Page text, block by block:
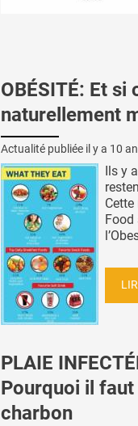
OBÉSITÉ: Et
naturellement
Actualité publiée il y a 10
Ils y
Cette
Food
PLAIE
Pourquoi il
charbon